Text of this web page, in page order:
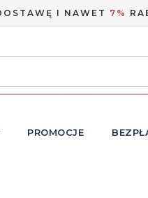
I NAWET 7%
PROMOCJE